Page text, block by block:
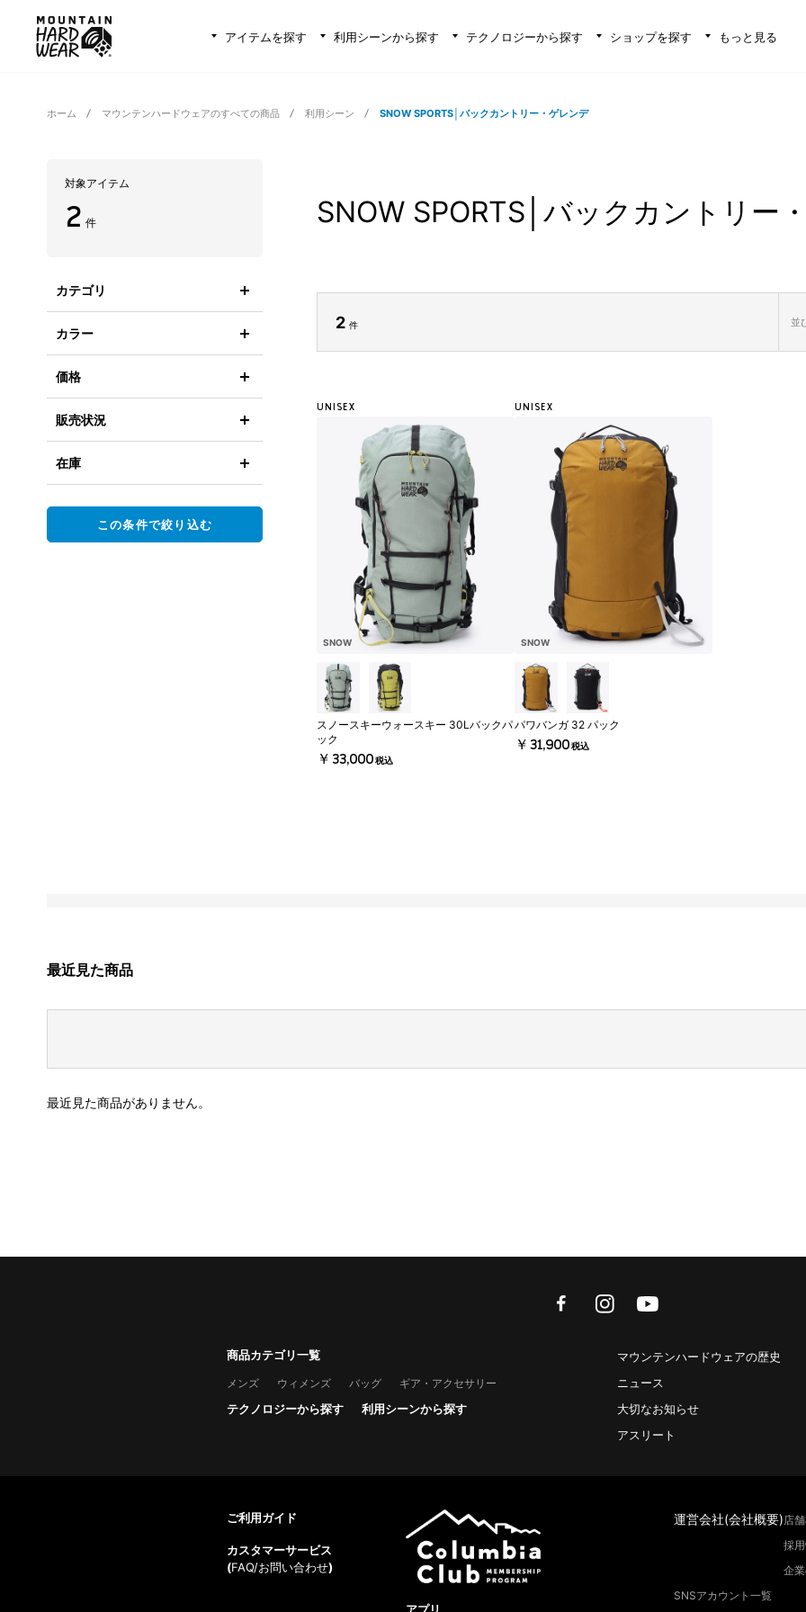
アイテムを探す 利用シーンから探す テクノロジーから探す ショップを探す もっと見る
ホーム マウンテンハードウェアのすべての商品 利用シーン SNOW SPORTS│バックカントリー・ゲレンデ
対象アイテム
2 件
カテゴリ
カラー
価格
販売状況
在庫
この条件で絞り込む
SNOW SPORTS│バックカントリー
2 件 並
UNISEX
SNOW
スノースキーウォースキー 30Lバックパ
ック
￥33,000 税込
UNISEX
SNOW
パワバンガ 32 パック
￥31,900 税込
最近見た商品
最近見た商品がありません。
facebookinstagram
商品カテゴリ一覧
メンズ ウィメンズ バッグ ギア・アクセサリー
テクノロジーから探す 利用シーンから探す
マウンテンハードウェアの歴史
ニュース
大切なお知らせ
アスリート
ご利用ガイド
カスタマーサービス
(FAQ/お問い合わせ)
アプリ
運営会社(会社概要)店
採
企
SNSアカウント一覧